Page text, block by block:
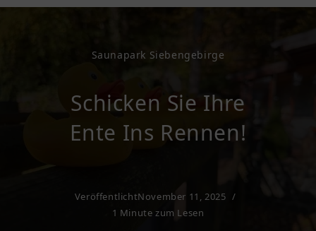
Saunapark Siebengebirge
Schicken Sie Ihre
Ente Ins Rennen!
VeröffentlichtNovember 11, 2025
1 Minute zum Lesen